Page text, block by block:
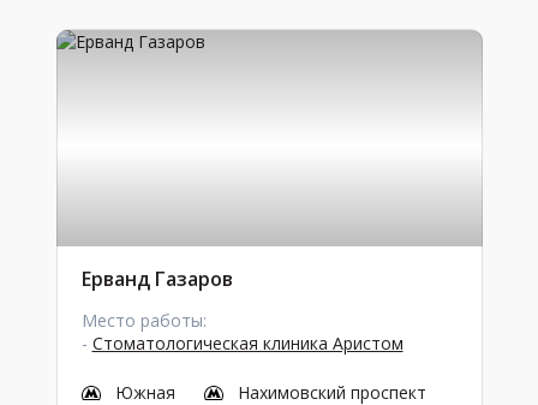
Ерванд Газаров
Место работы:
- Стоматологическая клиника Аристом
Южная
Нахимовский проспект